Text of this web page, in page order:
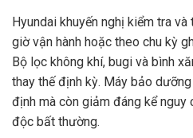
Hyundai khuyến nghị kiểm tra
giờ vận hành hoặc theo chu kỳ
Bộ lọc không khí, bugi và bình
thay thế định kỳ. Máy bảo
định mà còn giảm đáng kể nguy
độc bất thường.